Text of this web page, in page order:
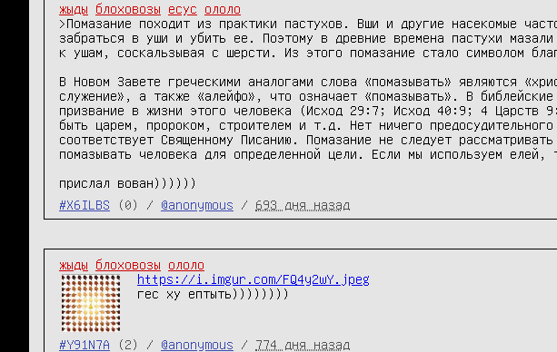
жыды блоховозы есус
ололо
>Помазание походит из практики пастухов. Вши и другие насекомые
забраться в уши и убить ее. Поэтому в древние времена пастухи
к ушам, соскальзывая с шерсти. Из этого помазание стало символом
В Новом Завете греческими аналогами слова «помазывать» являются
служение», а также «алейфо», что означает «помазывать». В
призвание в жизни этого человека (Исход 29:7; Исход 40:9; 4 Царств
быть царем, пророком, строителем и т.д. Нет ничего
соответствует Священному Писанию. Помазание не следует
помазывать человека для определенной цели. Если мы используем
прислал вован))))))
#X6ILBS
(0) / @anonymous / 693 дня назад
жыды блоховозы
ололо
https://i.imgur.com/FQ4y2wY.jpeg
гес ху ептыть))))))))
#Y91N7A (2) / @anonymous / 774 дня назад